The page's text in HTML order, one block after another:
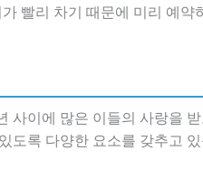
빨리 차기 때문에 미리 예약
이에 많은 이들의 사랑을
도록 다양한 요소를 갖추고